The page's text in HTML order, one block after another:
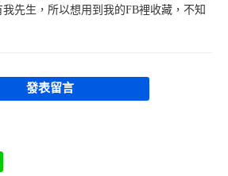
先生，所以想用到我的FB裡收藏，不知
發表留言